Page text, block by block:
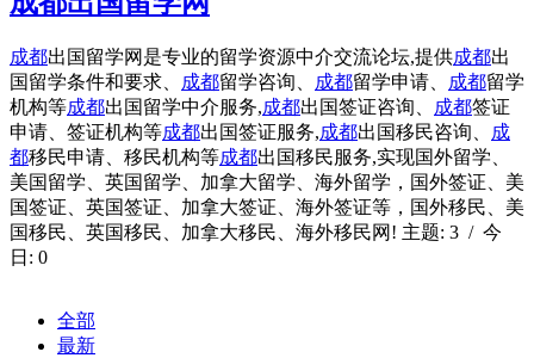
成都出国留学网是专业的留学资源中介交流论坛,提供成都出
国留学条件和要求、
成都留学咨询、 成都留学申请、 成都留学
机构等成都出国留学中介服务,成都出国签证咨询、 成都签证
申请、签证机构等成都出国签证服务,成都出国移民咨询、
成
都移民申请、移民机构等成都出国移民服务,实现国外留学、
美国留学、英国留学、加拿大留学、海外留学，国外签证、美
国签证、英国签证、加拿大签证、海外签证等，国外移民、美
国移民、英国移民、加拿大移民、海外移民网! 主题: 3 / 今
日: 0
全部
最新